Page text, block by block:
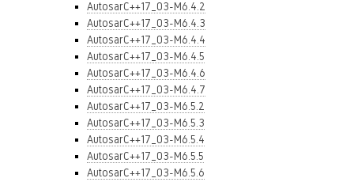
AutosarC++17_03-M6.4.2
AutosarC++17_03-M6.4.3
AutosarC++17_03-M6.4.4
AutosarC++17_03-M6.4.5
AutosarC++17_03-M6.4.6
AutosarC++17_03-M6.4.7
AutosarC++17_03-M6.5.2
AutosarC++17_03-M6.5.3
AutosarC++17_03-M6.5.4
AutosarC++17_03-M6.5.5
AutosarC++17_03-M6.5.6